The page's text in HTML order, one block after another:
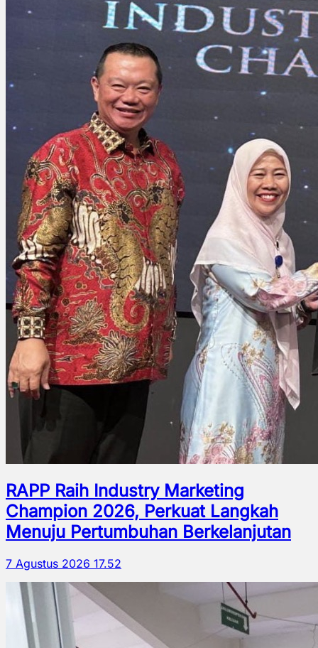
RAPP Raih Industry Marketing
Champion 2026, Perkuat Langkah
Menuju Pertumbuhan Berkelanjutan
7 Agustus 2026 17.52